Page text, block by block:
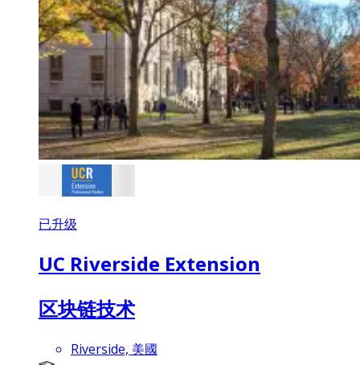
已升级
UC Riverside Extension
区块链技术
Riverside, 美國